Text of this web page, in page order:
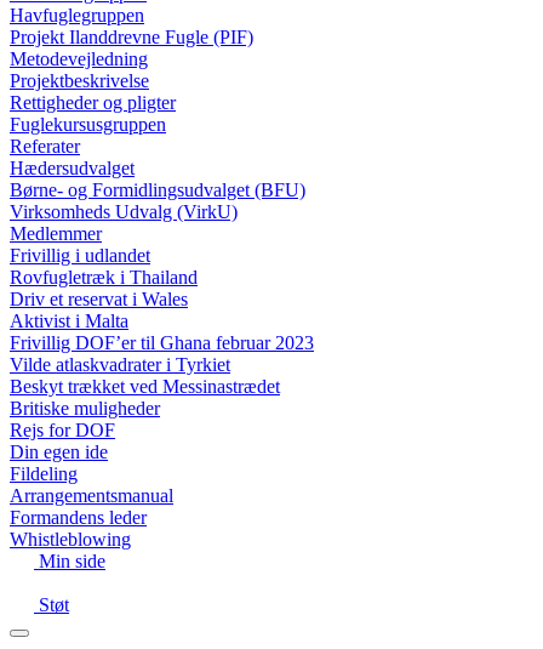
Havfuglegruppen
Projekt Ilanddrevne Fugle (PIF)
Metodevejledning
Projektbeskrivelse
Rettigheder og pligter
Fuglekursusgruppen
Referater
Hædersudvalget
Børne- og Formidlingsudvalget (BFU)
Virksomheds Udvalg (VirkU)
Medlemmer
Frivillig i udlandet
Rovfugletræk i Thailand
Driv et reservat i Wales
Aktivist i Malta
Frivillig DOF’er til Ghana februar 2023
Vilde atlaskvadrater i Tyrkiet
Beskyt trækket ved Messinastrædet
Britiske muligheder
Rejs for DOF
Din egen ide
Fildeling
Arrangementsmanual
Formandens leder
Whistleblowing
Min side
Støt